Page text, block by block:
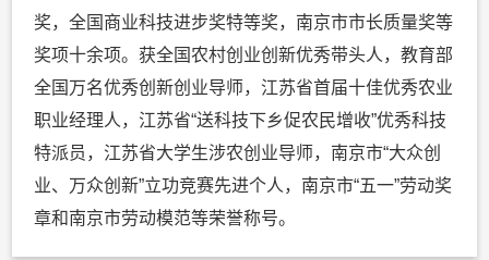
奖，全国商业科技进步奖特等奖，南京市市长质量奖等
奖项十余项。获全国农村创业创新优秀带头人，教育部
全国万名优秀创新创业导师，江苏省首届十佳优秀农业
职业经理人，江苏省“送科技下乡促农民增收”优秀科技
特派员，江苏省大学生涉农创业导师，南京市“大众创
业、万众创新”立功竞赛先进个人，南京市“五一”劳动奖
章和南京市劳动模范等荣誉称号。